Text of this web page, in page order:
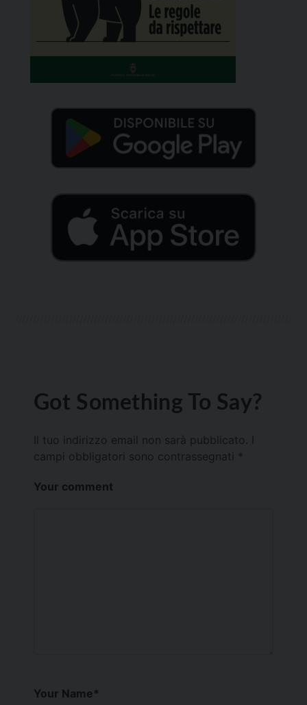
Got Something To Say?
Il tuo indirizzo email non sarà pubblicato.
campi obbligatori sono contrassegnati *
Your comment
Your Name*